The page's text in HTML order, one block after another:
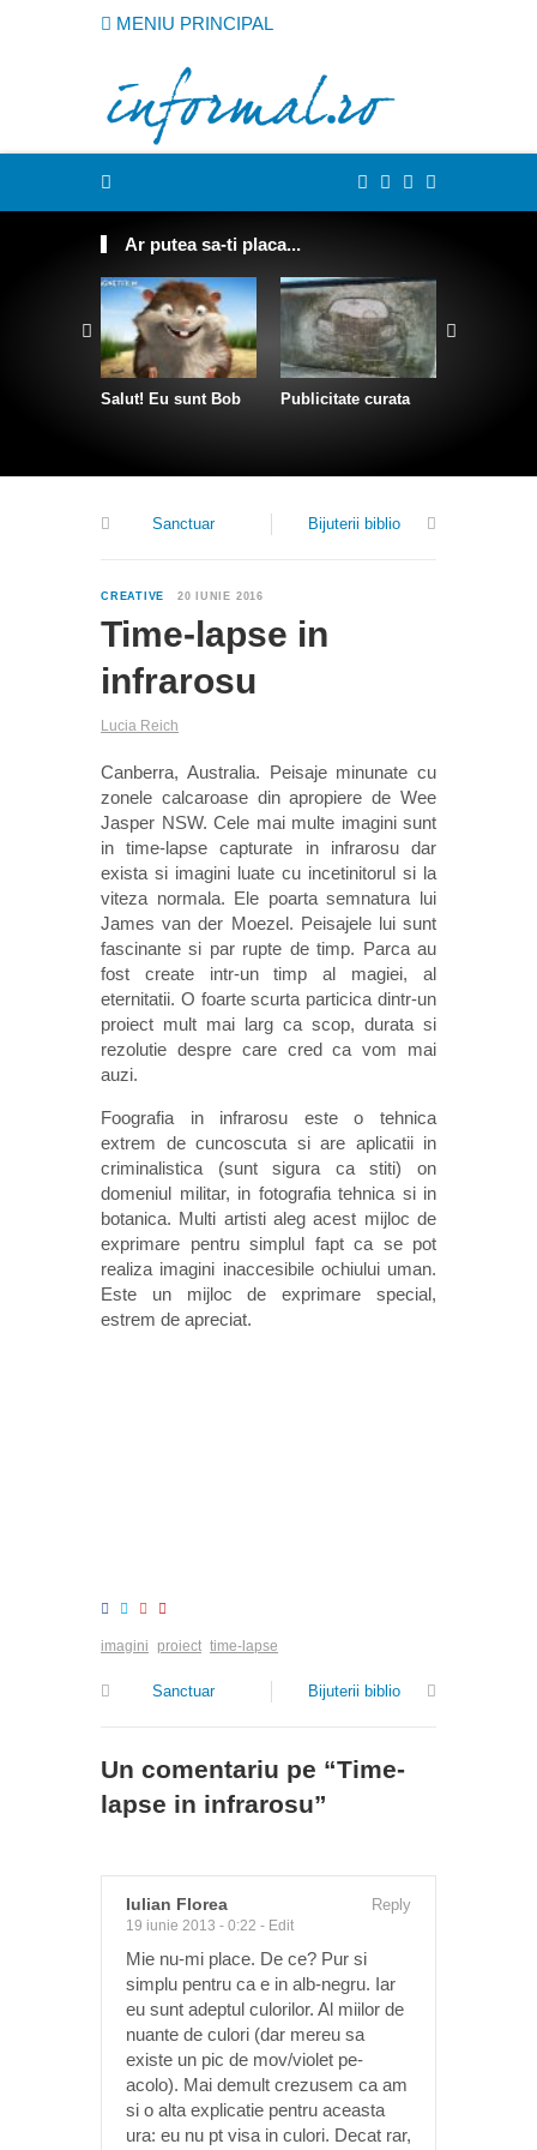
MENIU PRINCIPAL
Ar putea sa-ti placa...
Salut! Eu sunt Bob Publicitate curata
Sanctuar Bijuterii biblio
CREATIVE 20 IUNIE 2016
Time-lapse in
infrarosu
Lucia Reich
Canberra, Australia. Peisaje minunate cu
zonele calcaroase din apropiere de Wee
Jasper NSW. Cele mai multe imagini sunt
in time-lapse capturate in infrarosu dar
exista si imagini luate cu incetinitorul si la
viteza normala. Ele poarta semnatura lui
James van der Moezel. Peisajele lui sunt
fascinante si par rupte de timp. Parca au
fost create intr-un timp al magiei, al
eternitatii. O foarte scurta particica dintr-un
proiect mult mai larg ca scop, durata si
rezolutie despre care cred ca vom mai
auzi.
Foografia in infrarosu este o tehnica
extrem de cuncoscuta si are aplicatii in
criminalistica (sunt sigura ca stiti) on
domeniul militar, in fotografia tehnica si in
botanica. Multi artisti aleg acest mijloc de
exprimare pentru simplul fapt ca se pot
realiza imagini inaccesibile ochiului uman.
Este un mijloc de exprimare special,
estrem de apreciat.
imagini proiect time-lapse
Sanctuar Bijuterii biblio
Un comentariu pe “Time-
lapse in infrarosu”
Iulian Florea
19 iunie 2013 - 0:22 - Edit
Reply
Mie nu-mi place. De ce? Pur si
simplu pentru ca e in alb-negru. Iar
eu sunt adeptul culorilor. Al miilor de
nuante de culori (dar mereu sa
existe un pic de mov/violet pe-
acolo). Mai demult crezusem ca am
si o alta explicatie pentru aceasta
ura: eu nu pt visa in culori. Decat rar,